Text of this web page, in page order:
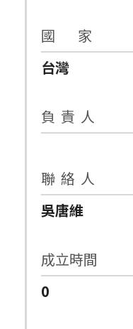
國 家
台灣
負 責 人
聯 絡 人
吳唐維
成立時間
0